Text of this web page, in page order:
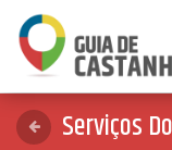
Serviços